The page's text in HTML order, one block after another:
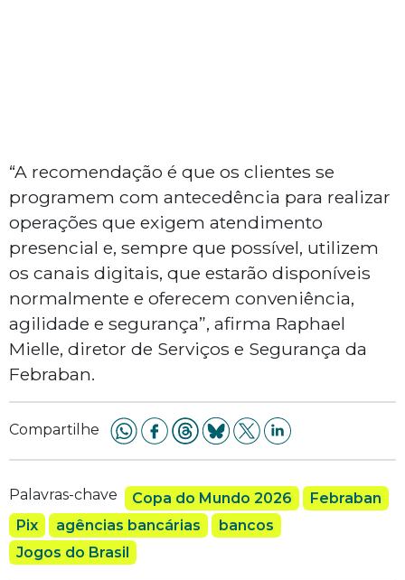
“A recomendação é que os clientes se
programem com antecedência para realizar
operações que exigem atendimento
presencial e, sempre que possível, utilizem
os canais digitais, que estarão disponíveis
normalmente e oferecem conveniência,
agilidade e segurança”, afirma Raphael
Mielle, diretor de Serviços e Segurança da
Febraban.
Compartilhe
Palavras-chave Copa do Mundo 2026
Febraban
Pix
agências bancárias
bancos
Jogos do Brasil